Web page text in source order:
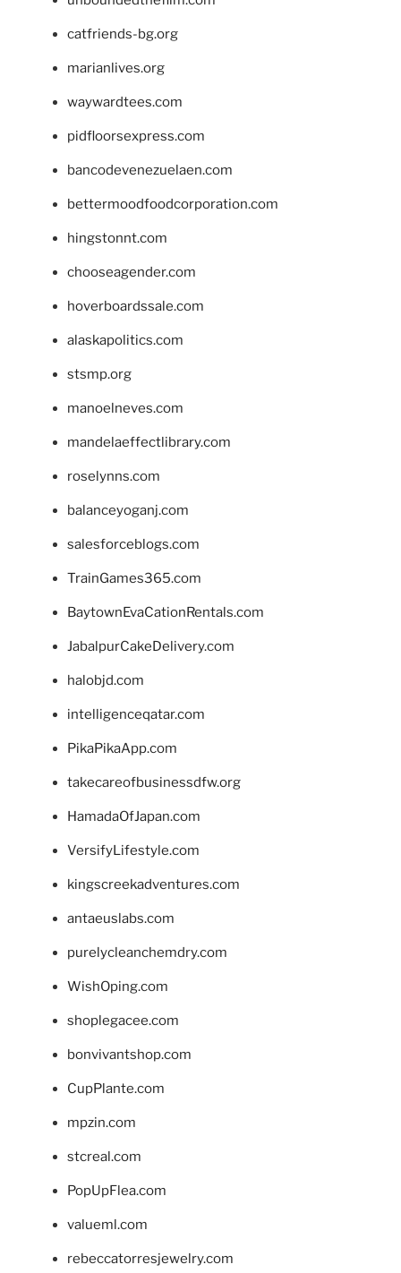
catfriends-bg.org
marianlives.org
waywardtees.com
pidfloorsexpress.com
bancodevenezuelaen.com
bettermoodfoodcorporation.com
hingstonnt.com
chooseagender.com
hoverboardssale.com
alaskapolitics.com
stsmp.org
manoelneves.com
mandelaeffectlibrary.com
roselynns.com
balanceyoganj.com
salesforceblogs.com
TrainGames365.com
BaytownEvaCationRentals.com
JabalpurCakeDelivery.com
halobjd.com
intelligenceqatar.com
PikaPikaApp.com
takecareofbusinessdfw.org
HamadaOfJapan.com
VersifyLifestyle.com
kingscreekadventures.com
antaeuslabs.com
purelycleanchemdry.com
WishOping.com
shoplegacee.com
bonvivantshop.com
CupPlante.com
mpzin.com
stcreal.com
PopUpFlea.com
valueml.com
rebeccatorresjewelry.com